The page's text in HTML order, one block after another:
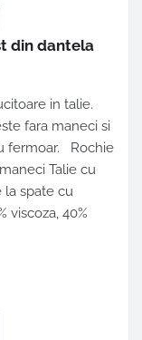
din dantela
in talie.
fara maneci si
fermoar. Rochie
Talie cu
la spate cu
viscoza, 40%